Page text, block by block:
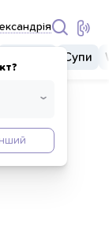
Інший
Супи